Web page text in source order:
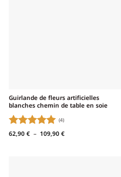
Guirlande de fleurs artificielles
blanches chemin de table en soie
Note 5sur
(4)
62,90 € – 109,90 €Plage